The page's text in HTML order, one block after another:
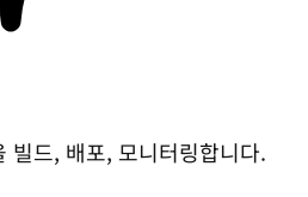
빌드, 배포, 모니터링합니다.